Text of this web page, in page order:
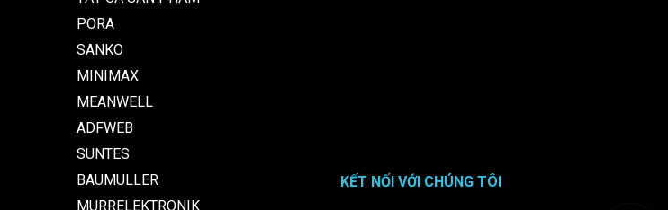
PORA
SANKO
MINIMAX
MEANWELL
ADFWEB
SUNTES
BAUMULLER
MURRELEKTRONIK
KẾT NỐI VỚI CHÚNG TÔI